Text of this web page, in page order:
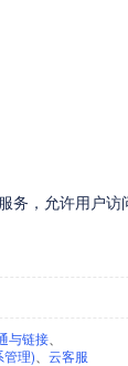
务，允许用户
与链接
理)
云客服